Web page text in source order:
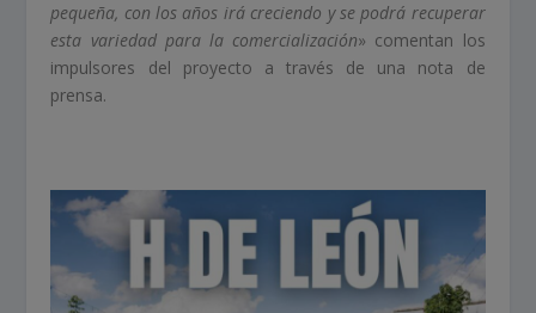
pequeña, con los años irá creciendo y se podrá recuperar
esta variedad para la comercialización» comentan los
impulsores del proyecto a través de una nota de
prensa.